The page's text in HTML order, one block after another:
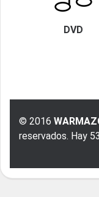
DVD
© 2016
reservados. Hay